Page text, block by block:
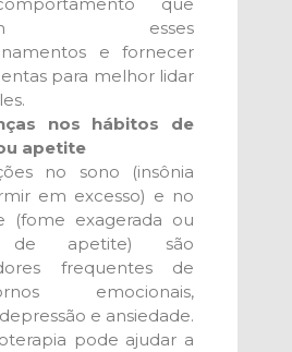
esses
e fornecer
para melhor lidar
nos hábitos de
apetite
no sono (insônia
em excesso) e no
(fome exagerada ou
de apetite) são
frequentes de
emocionais,
e ansiedade.
pode ajudar a